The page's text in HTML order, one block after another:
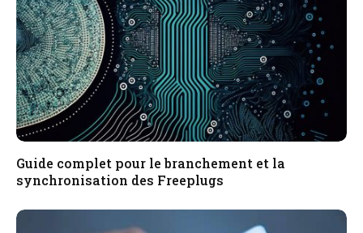
Guide complet pour le branchement et la
synchronisation des Freeplugs